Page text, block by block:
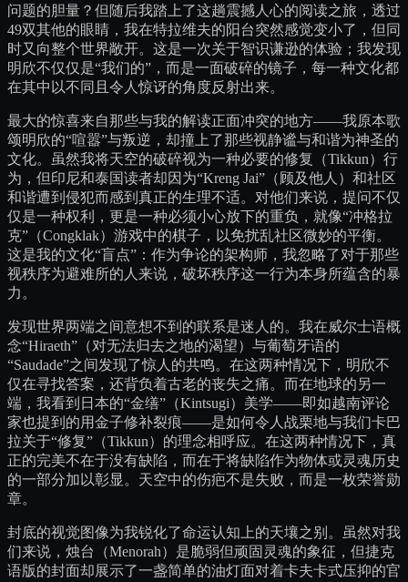
问题的胆量？但随后我踏上了这趟震撼人心的阅读之旅，透过
49双其他的眼睛，我在特拉维夫的阳台突然感觉变小了，但同
时又向整个世界敞开。这是一次关于智识谦逊的体验；我发现
明欣不仅仅是“我们的”，而是一面破碎的镜子，每一种文化都
在其中以不同且令人惊讶的角度反射出来。
最大的惊喜来自那些与我的解读正面冲突的地方——我原本歌
颂明欣的“喧嚣”与叛逆，却撞上了那些视静谧与和谐为神圣的
文化。虽然我将天空的破碎视为一种必要的修复（Tikkun）行
为，但印尼和泰国读者却因为“Kreng Jai”（顾及他人）和社区
和谐遭到侵犯而感到真正的生理不适。对他们来说，提问不仅
仅是一种权利，更是一种必须小心放下的重负，就像“冲格拉
克”（Congklak）游戏中的棋子，以免扰乱社区微妙的平衡。
这是我的文化“盲点”：作为争论的架构师，我忽略了对于那些
视秩序为避难所的人来说，破坏秩序这一行为本身所蕴含的暴
力。
发现世界两端之间意想不到的联系是迷人的。我在威尔士语概
念“Hiraeth”（对无法归去之地的渴望）与葡萄牙语的
“Saudade”之间发现了惊人的共鸣。在这两种情况下，明欣不
仅在寻找答案，还背负着古老的丧失之痛。而在地球的另一
端，我看到日本的“金缮”（Kintsugi）美学——即如越南评论
家也提到的用金子修补裂痕——是如何令人战栗地与我们卡巴
拉关于“修复”（Tikkun）的理念相呼应。在这两种情况下，真
正的完美不在于没有缺陷，而在于将缺陷作为物体或灵魂历史
的一部分加以彰显。天空中的伤疤不是失败，而是一枚荣誉勋
章。
封底的视觉图像为我锐化了命运认知上的天壤之别。虽然对我
们来说，烛台（Menorah）是脆弱但顽固灵魂的象征，但捷克
语版的封面却展示了一盏简单的油灯面对着卡夫卡式压抑的官